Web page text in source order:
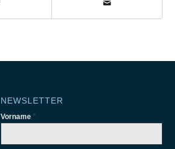
NEWSLETTER
Vorname *